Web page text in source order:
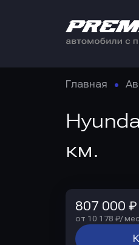
Главная
км.
807 000 ₽
от 10 178 ₽/